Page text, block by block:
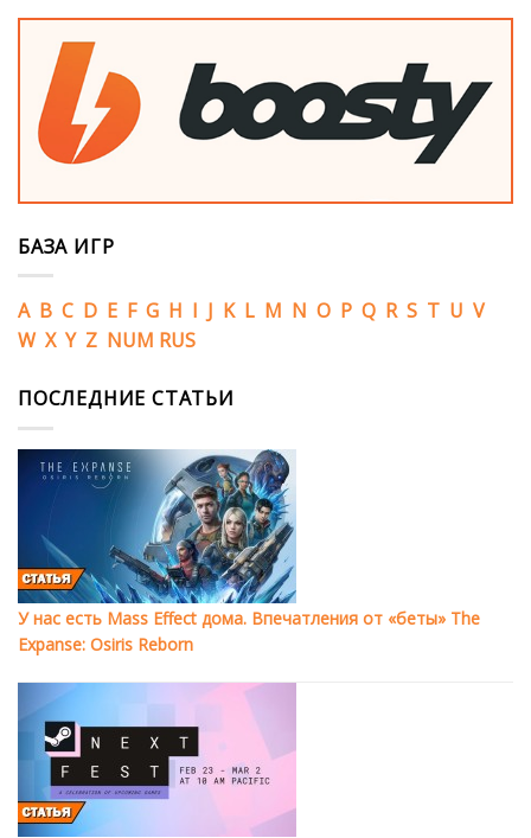
БАЗА ИГР
A B C D E F G H I J K L M N O P Q R S T U V
W X Y Z NUM RUS
ПОСЛЕДНИЕ СТАТЬИ
У нас есть Mass Effect дома. Впечатления от «беты» The
Expanse: Osiris Reborn